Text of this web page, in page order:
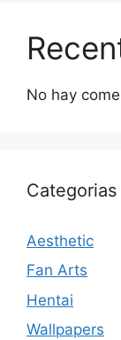
No hay
Categorias
Aesthetic
Fan Arts
Hentai
Wallpapers